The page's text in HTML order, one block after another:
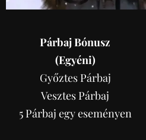
Párbaj Bónusz
(Egyéni)
Győztes Párbaj
Vesztes Párbaj
5 Párbaj egy eseményen